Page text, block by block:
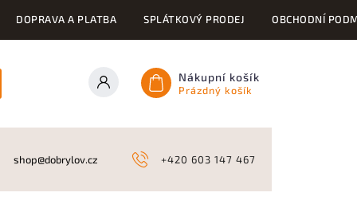
DOPRAVA A PLATBA SPLÁTKOVÝ PRODEJ OBCHODNÍ
Nákupní košík
Prázdný košík
KYNOLOGICKÉ POTŘEBY NAHÁŇKY A LOV
+420 603 147 467
shop@dobrylov.cz